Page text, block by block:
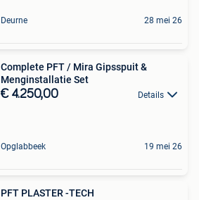
Deurne 28 mei 26
Complete PFT / Mira Gipsspuit &
Menginstallatie Set
€ 4.250,00 Details
Opglabbeek 19 mei 26
PFT PLASTER -TECH